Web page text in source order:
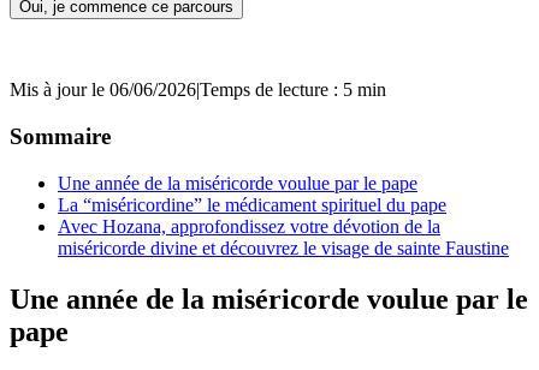
Oui, je commence ce parcours
Mis à jour le 06/06/2026|Temps de lecture : 5 min
Sommaire
Une année de la miséricorde voulue par le pape
La “miséricordine” le médicament spirituel du pape
Avec Hozana, approfondissez votre dévotion de la
miséricorde divine et découvrez le visage de sainte Faustine
Une année de la miséricorde voulue par le
pape